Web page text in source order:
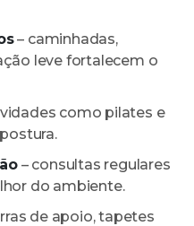
– caminhadas,
leve fortalecem o
como pilates e
– consultas regulares
do ambiente.
de apoio, tapetes